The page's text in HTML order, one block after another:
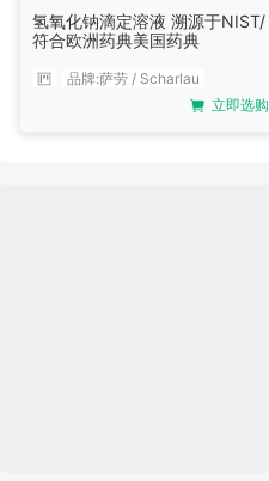
氢氧化钠滴定溶液 溯源于NIST/
符合欧洲药典美国药典
品牌:萨劳 / Scharlau
立即选购